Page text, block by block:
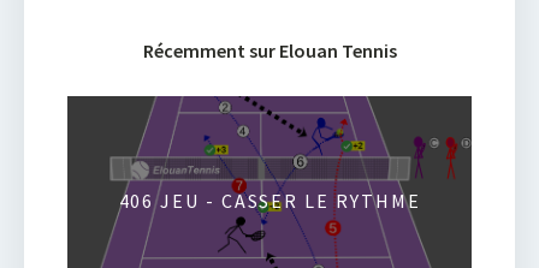
Récemment sur Elouan Tennis
406 JEU - CASSER LE RYTHME